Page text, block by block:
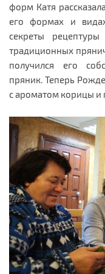
форм Катя
его формах и
секреты
традиционных
получился его
пряник. Теперь
с ароматом корицы и